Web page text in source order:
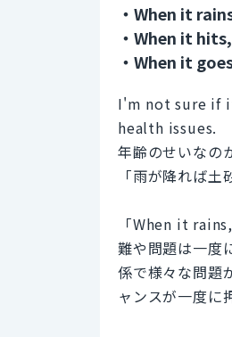
・When it
・When it
・When it
I'm not sure if
health issues.
年齢のせいなの
「雨が降れば土
「When it
難や問題は一度
係で様々な問題
ャンスが一度に